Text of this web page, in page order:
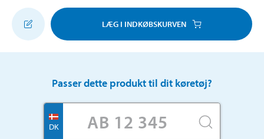
LÆG I INDKØBSKURVEN
Passer dette produkt til dit køretøj?
DK